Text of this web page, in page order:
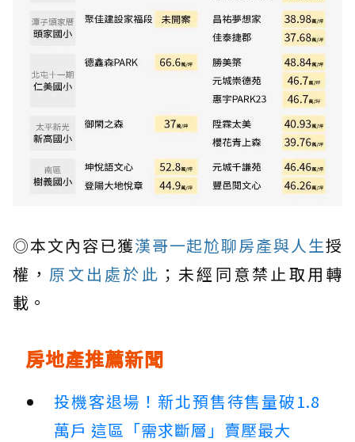
◎本文內容已獲漢哥一起尬聊房產與人生授
權， 原文出處於此 ；未經同意禁止取用轉
載。
房地產推薦新聞
投機客退場！新北預售待售量破1.8
萬戶 這區「需求斷層」賣壓最大